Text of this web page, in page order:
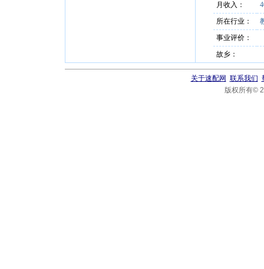
月收入：
所在行业：
事业评价：
故乡：
关于速配网 联系我们
版权所有©